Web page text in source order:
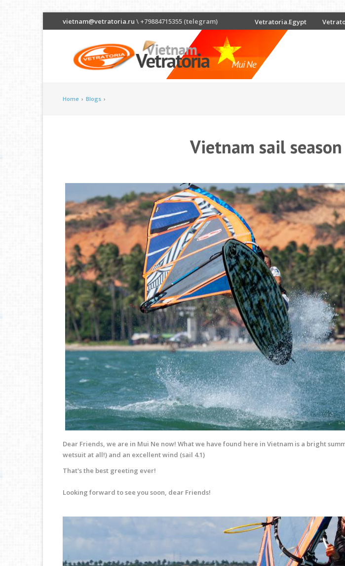
vietnam@vetratoria.ru \ +79884715355 (telegram) Vetratoria.Egypt
Home › Blogs ›
Vietnam sail
Dear Friends, we are in Mui Ne now! What we have found here in Vietnam is a bright
wetsuit at all!) and an excellent wind (sail 4.1)
That's the best greeting ever!
Looking forward to see you soon, dear Friends!